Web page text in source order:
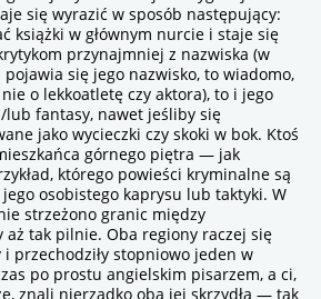
się wyrazić w sposób następujący:
książki w głównym nurcie i staje się
przynajmniej z nazwiska (w
się jego nazwisko, to wiadomo,
o lekkoatletę czy aktora), to i jego
lub fantasy, nawet jeśliby się
jako wycieczki czy skoki w bok. Ktoś
górnego piętra — jak
którego powieści kryminalne są
osobistego kaprysu lub taktyki. W
strzeżono granic między
tak pilnie. Oba regiony raczej się
przechodziły stopniowo jeden w
po prostu angielskim pisarzem, a ci,
znali nierzadko oba jej skrzydła — tak